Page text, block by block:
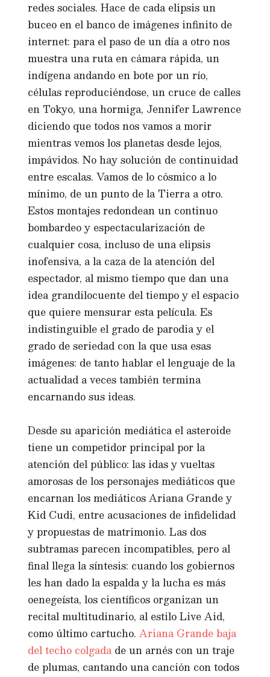
redes sociales. Hace de cada elipsis un
buceo en el banco de imágenes infinito de
internet: para el paso de un día a otro nos
muestra una ruta en cámara rápida, un
indígena andando en bote por un río,
células reproduciéndose, un cruce de calles
en Tokyo, una hormiga, Jennifer Lawrence
diciendo que todos nos vamos a morir
mientras vemos los planetas desde lejos,
impávidos. No hay solución de continuidad
entre escalas. Vamos de lo cósmico a lo
mínimo, de un punto de la Tierra a otro.
Estos montajes redondean un continuo
bombardeo y espectacularización de
cualquier cosa, incluso de una elipsis
inofensiva, a la caza de la atención del
espectador, al mismo tiempo que dan una
idea grandilocuente del tiempo y el espacio
que quiere mensurar esta película. Es
indistinguible el grado de parodia y el
grado de seriedad con la que usa esas
imágenes: de tanto hablar el lenguaje de la
actualidad a veces también termina
encarnando sus ideas.
Desde su aparición mediática el asteroide
tiene un competidor principal por la
atención del público: las idas y vueltas
amorosas de los personajes mediáticos que
encarnan los mediáticos Ariana Grande y
Kid Cudi, entre acusaciones de infidelidad
y propuestas de matrimonio. Las dos
subtramas parecen incompatibles, pero al
final llega la síntesis: cuando los gobiernos
les han dado la espalda y la lucha es más
oenegeísta, los científicos organizan un
recital multitudinario, al estilo Live Aid,
como último cartucho.Ariana Grande baja
del techo colgada de un arnés con un traje
de plumas, cantando una canción con todos